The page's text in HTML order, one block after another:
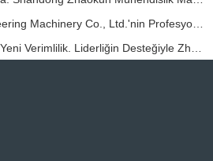
Yeni Atölye, Yeni Ekipman, Yeni Verimlilik. Liderliğin Desteğiyle Zhaokun Projesi Yeni Bir Adım Attı Forrdwa